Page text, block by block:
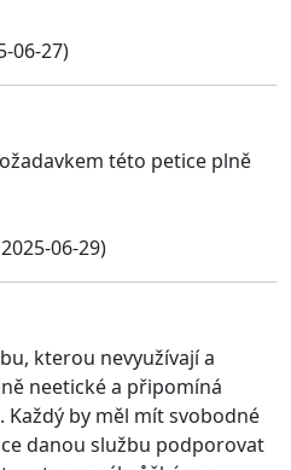
06-27)
této petice plně
06-29)
kterou nevyužívají a
neetické a připomíná
by měl mít svobodné
danou službu podporovat